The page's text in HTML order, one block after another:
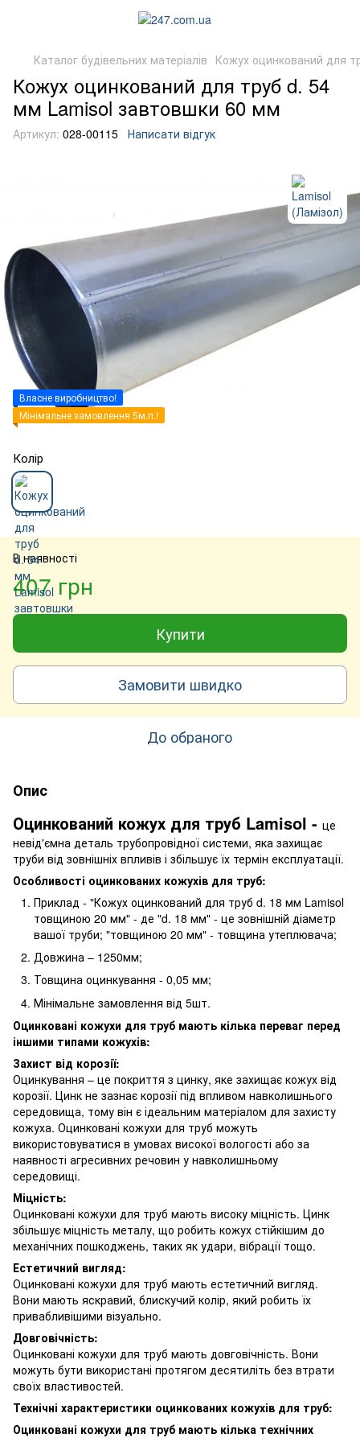
Каталог будівельних матеріалів Кожух оцинкований для
Кожух оцинкований для труб d. 54
мм Lamisol завтовшки 60 мм
Артикул: 028-00115 Написати відгук
Власне виробництво!
Мінімальне замовлення 5м.п.!
Колір
В наявності
407 грн
Купити
Замовити швидко
До обраного
Опис
Оцинкований кожух для труб Lamisol - це
невід'ємна деталь трубопровідної системи, яка захищає
труби від зовнішніх впливів і збільшує їх термін експлуатації.
Особливості оцинкованих кожухів для труб:
Приклад - "Кожух оцинкований для труб d. 18 мм Lamisol
товщиною 20 мм" - де "d. 18 мм" - це зовнішній діаметр
вашої труби; "товщиною 20 мм" - товщина утеплювача;
Довжина – 1250мм;
Товщина оцинкування - 0,05 мм;
Мінімальне замовлення від 5шт.
Оцинковані кожухи для труб мають кілька переваг перед
іншими типами кожухів:
Захист від корозії:
Оцинкування – це покриття з цинку, яке захищає кожух від
корозії. Цинк не зазнає корозії під впливом навколишнього
середовища, тому він є ідеальним матеріалом для захисту
кожуха. Оцинковані кожухи для труб можуть
використовуватися в умовах високої вологості або за
наявності агресивних речовин у навколишньому
середовищі.
Міцність:
Оцинковані кожухи для труб мають високу міцність. Цинк
збільшує міцність металу, що робить кожух стійкішим до
механічних пошкоджень, таких як удари, вібрації тощо.
Естетичний вигляд:
Оцинковані кожухи для труб мають естетичний вигляд.
Вони мають яскравий, блискучий колір, який робить їх
привабливішими візуально.
Довговічність:
Оцинковані кожухи для труб мають довговічність. Вони
можуть бути використані протягом десятиліть без втрати
своїх властивостей.
Технічні характеристики оцинкованих кожухів для труб:
Оцинковані кожухи для труб мають кілька технічних